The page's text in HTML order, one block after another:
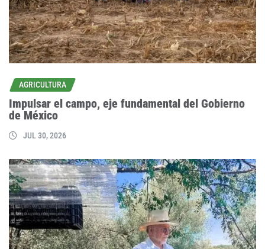
AGRICULTURA
Impulsar el campo, eje fundamental del Gobierno
de México
JUL 30, 2026